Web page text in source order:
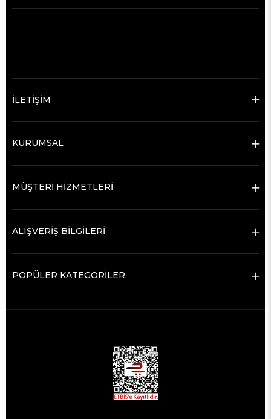
İLETİŞİM
KURUMSAL
MÜŞTERİ HİZMETLERİ
ALIŞVERİŞ BİLGİLERİ
POPÜLER KATEGORİLER